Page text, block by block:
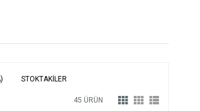
STOKTAKILER
45 ÜRÜN